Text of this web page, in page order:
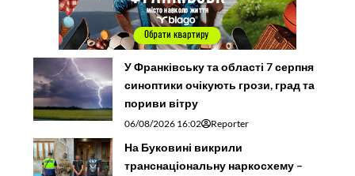
У Франківську та області 7 серпня
синоптики очікують грози, град та
пориви вітру
06/08/2026 16:02 Reporter
На Буковині викрили
транснаціональну наркосхему –